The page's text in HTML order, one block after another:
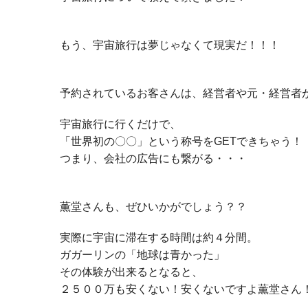
もう、宇宙旅行は夢じゃなくて現実だ！！！
予約されているお客さんは、経営者や元・経営者
宇宙旅行に行くだけで、
「世界初の〇〇」という称号をGETできちゃう！
つまり、会社の広告にも繋がる・・・
薫堂さんも、ぜひいかがでしょう？？
実際に宇宙に滞在する時間は約４分間。
ガガーリンの「地球は青かった」
その体験が出来るとなると、
２５００万も安くない！安くないですよ薫堂さん